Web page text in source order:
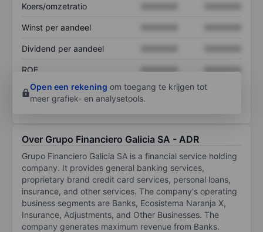
Koers/omzetratio
Winst per aandeel
Dividend per aandeel
ROE XXXXXXX
XXXXXXX
Open een rekening om toegang te krijgen tot
meer grafiek- en analysetools.
Over Grupo Financiero Galicia SA - ADR
Grupo Financiero Galicia SA is a financial service holding
company. It provides general banking services,
proprietary brand credit card services, personal loans,
insurance, and other services. The company's operating
business segments are Banks, Ecosistema Naranja X,
Insurance, Adjustments, and Other Businesses. The
company generates maximum revenue from Banks.